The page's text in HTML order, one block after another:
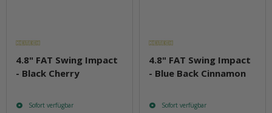
4.8" FAT Swing Impact
- Black Cherry
Sofort verfügbar
4.8" FAT Swing Impact
- Blue Back Cinnamon
Sofort verfügbar